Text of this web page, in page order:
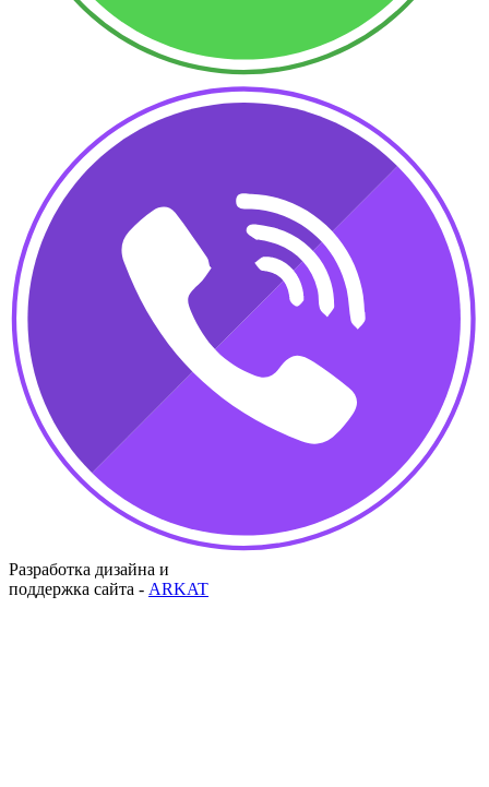
Разработка дизайна и
поддержка сайта - ARKAT